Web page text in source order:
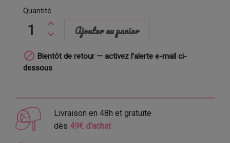
Quantité
Ajouter au panier
 Bientôt de retour — activez l’alerte e-mail ci-
dessous
Livraison en 48h et gratuite
dès 49€ d'achat